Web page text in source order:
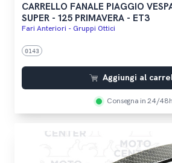
CARRELLO FANALE PIAGGIO
SUPER - 125 PRIMAVERA - ET3
Fari Anteriori - Gruppi Ottici
0143
Aggiungi al
Consegna in 24/